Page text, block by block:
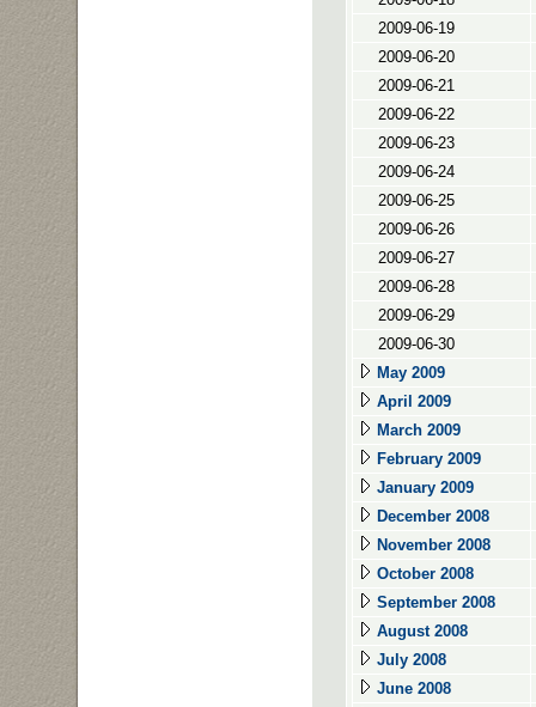
2009-06-19
2009-06-20
2009-06-21
2009-06-22
2009-06-23
2009-06-24
2009-06-25
2009-06-26
2009-06-27
2009-06-28
2009-06-29
2009-06-30
May 2009
April 2009
March 2009
February 2009
January 2009
December 2008
November 2008
October 2008
September 2008
August 2008
July 2008
June 2008